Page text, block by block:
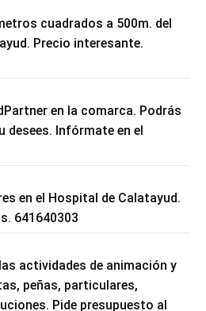
cuadrados a 500m. del
Precio interesante.
en la comarca. Podrás
desees. Infórmate en el
en el Hospital de Calatayud.
641640303
actividades de animación y
peñas, particulares,
Pide presupuesto al